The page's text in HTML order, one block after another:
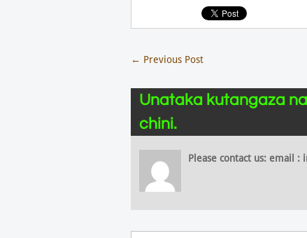
← Previous Post
Unataka kutangaza
chini.
Please contact us: email :